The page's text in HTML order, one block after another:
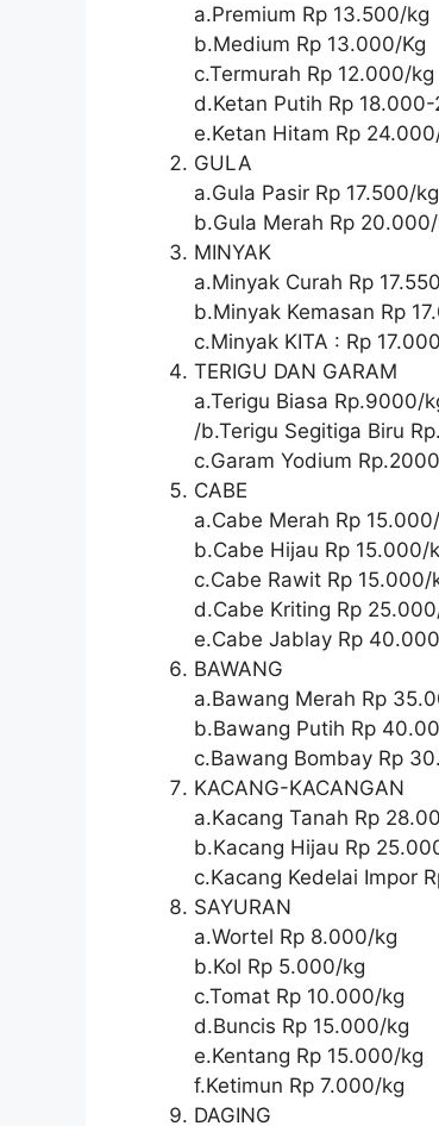
a.Premium Rp 13.500/kg
b.Medium Rp 13.000/Kg
c.Termurah Rp 12.000/kg
d.Ketan Putih Rp
e.Ketan Hitam Rp
GULA
a.Gula Pasir Rp 17.500/kg
b.Gula Merah Rp
MINYAK
a.Minyak Curah Rp
b.Minyak Kemasan Rp
c.Minyak KITA : Rp
TERIGU DAN GARAM
a.Terigu Biasa Rp.9000/
/b.Terigu Segitiga Biru
c.Garam Yodium
CABE
a.Cabe Merah Rp
b.Cabe Hijau Rp 15.000/
c.Cabe Rawit Rp
d.Cabe Kriting Rp
e.Cabe Jablay Rp
BAWANG
a.Bawang Merah Rp
b.Bawang Putih Rp
c.Bawang Bombay Rp
KACANG-KACANGAN
a.Kacang Tanah Rp
b.Kacang Hijau Rp
c.Kacang Kedelai Impor
SAYURAN
a.Wortel Rp 8.000/kg
b.Kol Rp 5.000/kg
c.Tomat Rp 10.000/kg
d.Buncis Rp 15.000/kg
e.Kentang Rp 15.000/kg
f.Ketimun Rp 7.000/kg
DAGING